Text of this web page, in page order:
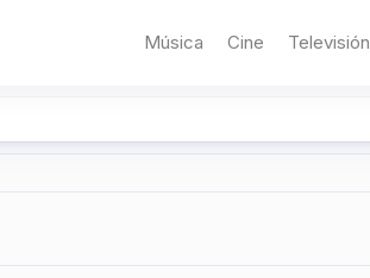
Música Cine Televisión